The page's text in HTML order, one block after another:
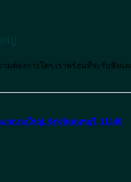
มต้องการใดๆ เราพร้อมที่จะรับฟั
อบางใหญ่, จังหวัดนนทบุรี, 11140